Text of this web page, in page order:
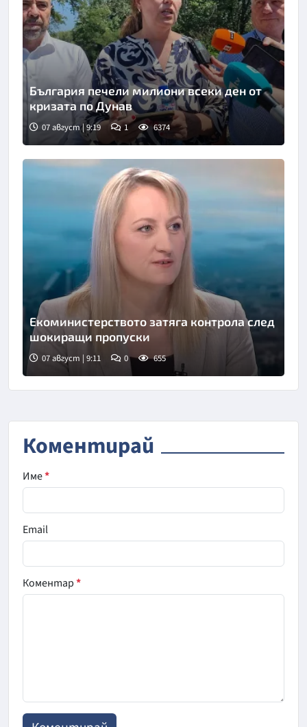
Снимка: БТА
България печели милиони всеки ден от
кризата по Дунав
07 август | 9:19 1 6374
Снимка: бТВ
Екоминистерството затяга контрола след
шокиращи пропуски
07 август | 9:11 0 655
Коментирай
Име*
Email
Коментар*